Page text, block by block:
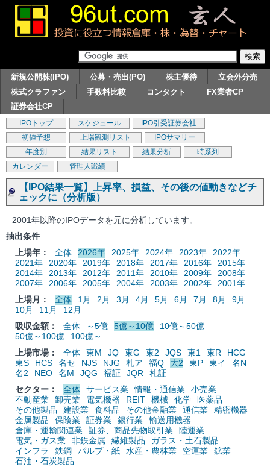
新規公開株(IPO) 公募・売出(PO) 株主優待
立会外分売
株式クラファン
手数料比較 コンタクト
FX業者CP
証券会社CP
IPOトップ スケジュール
IPO引受証券会社
初値予想
上場観測リスト
IPOサマリー
年度別
結果リスト 結果分析
時系列
カレンダー
管理人戦績
【IPO結果一覧】上昇率、損益、その後の値動きなどチ
ェックに（分析版）
2001年以降のIPOデータを元に分析しています。
抽出条件
上場年：
全体 2026年 2025年 2024年 2023年
2022年
2021年
2020年 2019年 2018年 2017年 2016年
2015年
2014年
2013年 2012年 2011年 2010年 2009年
2008年
2007年
2006年 2005年 2004年 2003年 2002年
2001年
上場月：
全体 1月 2月 3月 4月 5月 6月 7月 8月
9月
10月
11月
12月
吸収金額：
全体 ～5億 5億～10億
10億～50億
50億～100億
100億～
上場市場：
全体 東M JQ 東G 東2 JQS 東1 東R
HCG
東S
HCS 名セ NJS NJG 札ア 福Q 大2 東P 東イ
名N
名2
NEO 名M JQG 福証 JQR
札証
セクター：
全体 サービス業 情報・通信業
小売業
不動産業
卸売業 電気機器 REIT 機械 化学
医薬品
その他製品
建設業 食料品 その他金融業 通信業
精密機器
金属製品
保険業 証券業 銀行業
輸送用機器
倉庫・運輸関連業
証券、商品先物取引業
陸運業
電気・ガス業
非鉄金属 繊維製品
ガラス・土石製品
インフラ
鉄鋼 パルプ・紙 水産・農林業 空運業
鉱業
石油・石炭製品